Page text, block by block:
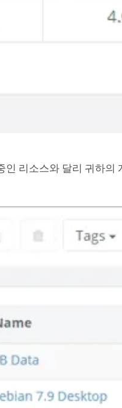
인 리소스와 달리 귀하